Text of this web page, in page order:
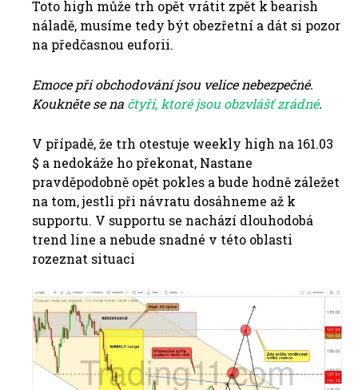
Toto high může trh opět vrátit zpět k bearish
náladě, musíme tedy být obezřetní a dát si pozor
na předčasnou euforii.
Emoce při obchodování jsou velice nebezpečné.
Koukněte se na čtyři, ktoré jsou obzvlášť zrádné.
V případě, že trh otestuje weekly high na 161.03
$ a nedokáže ho překonat, Nastane
pravděpodobně opět pokles a bude hodně záležet
na tom, jestli při návratu dosáhneme až k
supportu. V supportu se nachází dlouhodobá
trend line a nebude snadné v této oblasti
rozeznat situaci